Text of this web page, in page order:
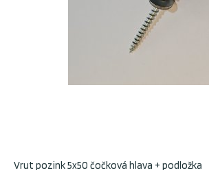
Vrut pozink 5x50 čočková hlava + podložka